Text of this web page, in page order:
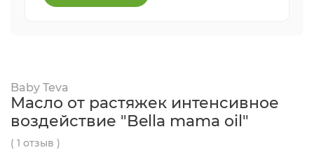
Baby Teva
Масло от растяжек интенсивное
воздействие "Bella mama oil"
( 1 отзыв )